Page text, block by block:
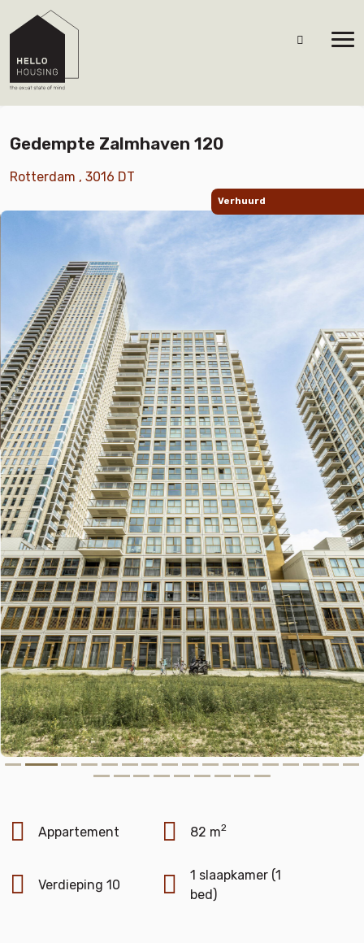
Verhuurd
Gedempte Zalmhaven 120
Rotterdam , 3016 DT
Appartement 82 m2
Verdieping 10
1 slaapkamer (1
bed)